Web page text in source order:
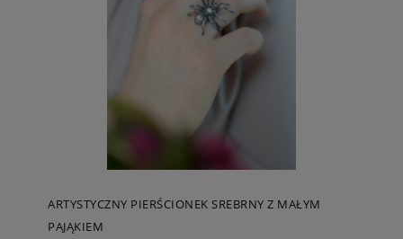
ARTYSTYCZNY PIERŚCIONEK SREBRNY Z MAŁYM
PAJĄKIEM